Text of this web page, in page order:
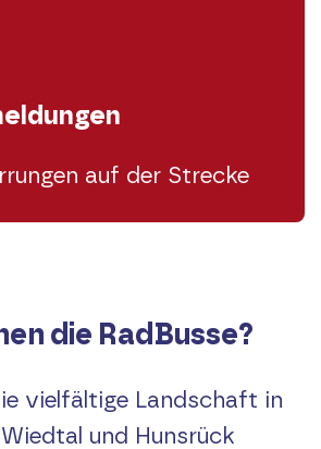
auf der Strecke
die RadBusse?
vielfältige Landschaft in
und Hunsrück